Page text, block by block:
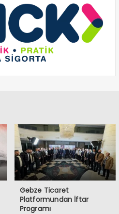
Gebze Ticaret
Platformundan İftar
Programı